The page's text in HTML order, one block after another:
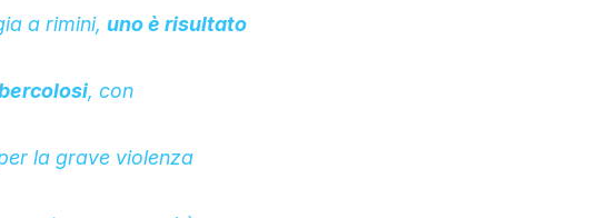
a rimini, uno è risultato
, con
la grave violenza